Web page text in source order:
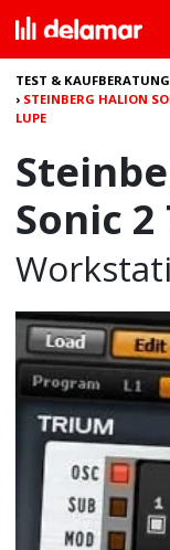
TEST & KAUFBERATUNG
› STEINBERG HALION
LUPE
Sonic